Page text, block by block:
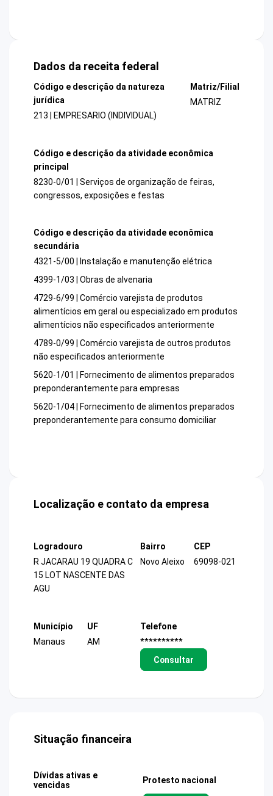
Dados da receita federal
Código e descrição da natureza
jurídica
213 | EMPRESARIO (INDIVIDUAL)
Matriz/Filial
MATRIZ
Código e descrição da atividade econômica
principal
8230-0/01 | Serviços de organização de feiras,
congressos, exposições e festas
Código e descrição da atividade econômica
secundária
4321-5/00 | Instalação e manutenção elétrica
4399-1/03 | Obras de alvenaria
4729-6/99 | Comércio varejista de produtos
alimentícios em geral ou especializado em produtos
alimentícios não especificados anteriormente
4789-0/99 | Comércio varejista de outros produtos
não especificados anteriormente
5620-1/01 | Fornecimento de alimentos preparados
preponderantemente para empresas
5620-1/04 | Fornecimento de alimentos preparados
preponderantemente para consumo domiciliar
Localização e contato da empresa
Logradouro
R JACARAU 19 QUADRA C
15 LOT NASCENTE DAS
AGU
Bairro
Novo Aleixo
CEP
69098-021
Município
Manaus
UF
AM
Telefone
**********
Consultar
Situação financeira
Dívidas ativas e
vencidas
Protesto nacional